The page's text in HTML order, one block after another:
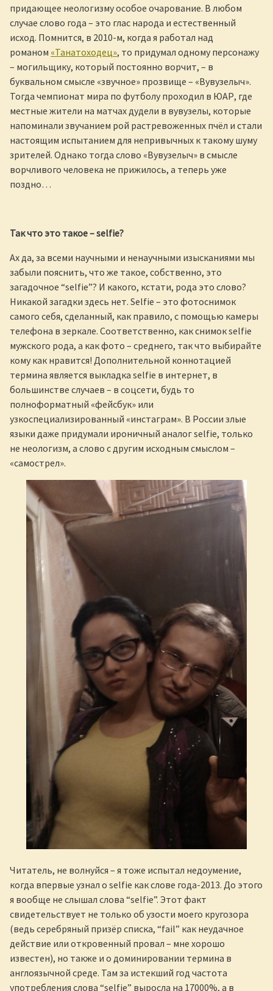
придающее неологизму особое очарование. В любом
случае слово года – это глас народа и естественный
исход. Помнится, в 2010-м, когда я работал над
романом «Танатоходец», то придумал одному персонажу
– могильщику, который постоянно ворчит, – в
буквальном смысле «звучное» прозвище – «Вувузелыч».
Тогда чемпионат мира по футболу проходил в ЮАР, где
местные жители на матчах дудели в вувузелы, которые
напоминали звучанием рой растревоженных пчёл и стали
настоящим испытанием для непривычных к такому шуму
зрителей. Однако тогда слово «Вувузелыч» в смысле
ворчливого человека не прижилось, а теперь уже
поздно…
Так что это такое –selfie?
Ах да, за всеми научными и ненаучными изысканиями мы
забыли пояснить, что же такое, собственно, это
загадочное “selfie”? И какого, кстати, рода это слово?
Никакой загадки здесь нет. Selfie – это фотоснимок
самого себя, сделанный, как правило, с помощью камеры
телефона в зеркале. Соответственно, как снимок selfie
мужского рода, а как фото – среднего, так что выбирайте
кому как нравится! Дополнительной коннотацией
термина является выкладка selfie в интернет, в
большинстве случаев – в соцсети, будь то
полноформатный «фейсбук» или
узкоспециализированный «инстаграм». В России злые
языки даже придумали ироничный аналог selfie, только
не неологизм, а слово с другим исходным смыслом –
«самострел».
Читатель, не волнуйся – я тоже испытал недоумение,
когда впервые узнал о selfie как слове года-2013. До этого
я вообще не слышал слова “selfie”. Этот факт
свидетельствует не только об узости моего кругозора
(ведь серебряный призёр списка, “fail” как неудачное
действие или откровенный провал – мне хорошо
известен), но также и о доминировании термина в
англоязычной среде. Там за истекший год частота
употребления слова “selfie” выросла на 17000%, а в